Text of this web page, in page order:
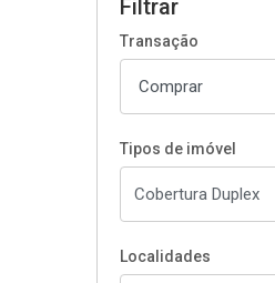
Filtrar
Transação
Tipos de imóvel
Localidades